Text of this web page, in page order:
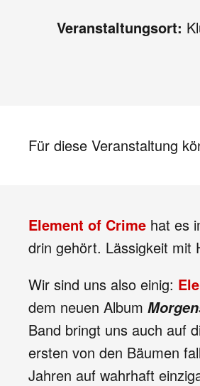
Veranstaltungsort:
Für diese Veranstaltung
Element of Crime hat es
drin gehört. Lässigkeit mit
Wir sind uns also einig:
dem neuen Album
Band bringt uns auch auf
ersten von den Bäumen
Jahren auf wahrhaft